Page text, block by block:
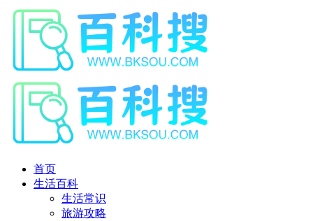
首页
生活百科
生活常识
旅游攻略